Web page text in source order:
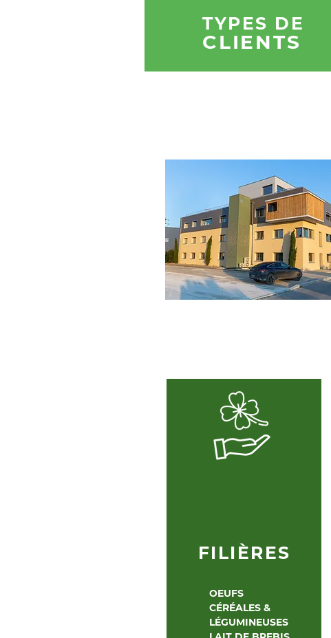
TYPES DE
CLIENTS
FILIÈRES
OEUFS
CÉRÉALES &
LÉGUMINEUSES